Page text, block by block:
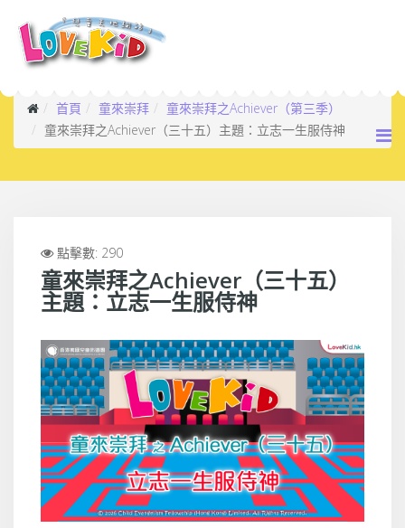
首頁 童來崇拜
童來崇拜之Achiever（第三季）
童來崇拜之Achiever（三十五）主題：立志一生服侍神
點擊數: 290
童來崇拜之Achiever（三十五）
主題：立志一生服侍神